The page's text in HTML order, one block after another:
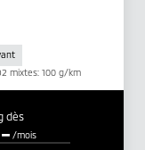
mixtes: 100 g/km
dès
/mois